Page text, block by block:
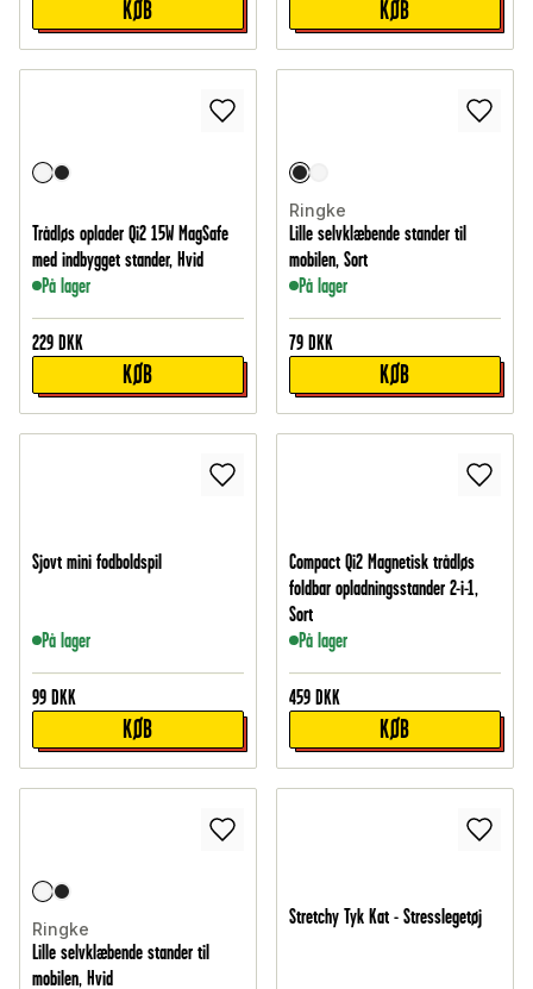
KØB KØB
Trådløs oplader Qi2 15W MagSafe
med indbygget stander, Hvid
På lager
229 DKK
KØB
Ringke
Lille selvklæbende stander til
mobilen, Sort
På lager
79 DKK
KØB
Sjovt mini fodboldspil
På lager
99 DKK
KØB
Compact Qi2 Magnetisk trådløs
foldbar opladningsstander 2-i-1,
Sort
På lager
459 DKK
KØB
Ringke
Lille selvklæbende stander til
mobilen, Hvid
Stretchy Tyk Kat - Stresslegetøj